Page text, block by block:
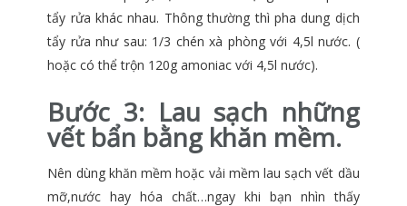
tẩy rửa khác nhau. Thông thường thì pha dung dịch
tẩy rửa như sau: 1/3 chén xà phòng với 4,5l nước. (
hoặc có thể trộn 120g amoniac với 4,5l nước).
Bước 3: Lau sạch những
vết bẩn bằng khăn mềm.
Nên dùng khăn mềm hoặc vải mềm lau sạch vết dầu
mỡ,nước hay hóa chất…ngay khi bạn nhìn thấy